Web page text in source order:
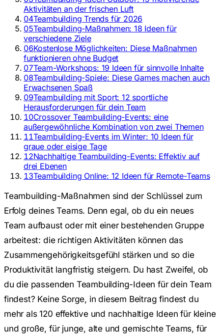
Aktivitäten an der frischen Luft
04Teambuilding Trends für 2026
05Teambuilding-Maßnahmen: 18 Ideen für
verschiedene Ziele
06Kostenlose Möglichkeiten: Diese Maßnahmen
funktionieren ohne Budget
07Team-Workshops: 19 Ideen für sinnvolle Inhalte
08Teambuilding-Spiele: Diese Games machen auch
Erwachsenen Spaß
09Teambuilding mit Sport: 12 sportliche
Herausforderungen für dein Team
10Crossover Teambuilding-Events: eine
außergewöhnliche Kombination von zwei Themen
11Teambuilding-Events im Winter: 10 Ideen für
graue oder eisige Tage
12Nachhaltige Teambuilding-Events: Effektiv auf
drei Ebenen
13Teambuilding Online: 12 Ideen für Remote-Teams
Teambuilding-Maßnahmen sind der Schlüssel zum
Erfolg deines Teams. Denn egal, ob du ein neues
Team aufbaust oder mit einer bestehenden Gruppe
arbeitest: die richtigen Aktivitäten können das
Zusammengehörigkeitsgefühl stärken und so die
Produktivität langfristig steigern. Du hast Zweifel, ob
du die passenden Teambuilding-Ideen für dein Team
findest? Keine Sorge, in diesem Beitrag findest du
mehr als 120 effektive und nachhaltige Ideen für kleine
und große, für junge, alte und gemischte Teams, für